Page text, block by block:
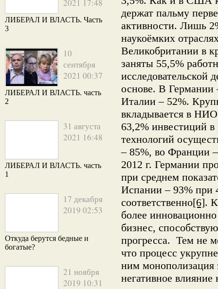
2021 17:48
ЛИБЕРАЛ И ВЛАСТЬ. Часть
3
10
сентября
2021 00:37
ЛИБЕРАЛ И ВЛАСТЬ. часть
2
31 августа
2021 16:48
ЛИБЕРАЛ И ВЛАСТЬ. часть
1
17 декабря
2019 02:53
Откуда берутся бедные и
богатые?
21 ноября
2019 10:31
держат пальму
активности. Лишь
наукоёмких
Великобритании в
заняты 55,5%
исследовательской
основе. В
Италии – 52%.
вкладывается в
63,2% инвестиций
технологий
– 85%, во Франции
2012 г. Германии
при среднем
Испании – 93% при
соответственно[6].
более
бизнес,
прогресса. Тем не
что процесс
ним монополизация
негативное